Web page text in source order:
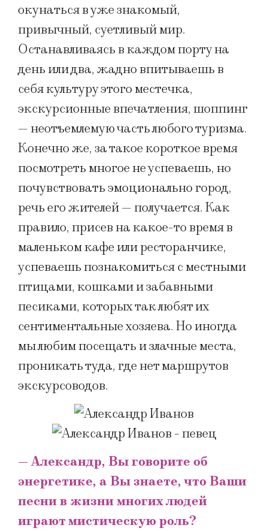
окунаться в уже знакомый,
привычный, суетливый мир.
Останавливаясь в каждом порту на
день или два, жадно впитываешь в
себя культуру этого местечка,
экскурсионные впечатления, шоппинг
— неотъемлемую часть любого туризма.
Конечно же, за такое короткое время
посмотреть многое не успеваешь, но
почувствовать эмоционально город,
речь его жителей — получается. Как
правило, присев на какое-то время в
маленьком кафе или ресторанчике,
успеваешь познакомиться с местными
птицами, кошками и забавными
песиками, которых так любят их
сентиментальные хозяева. Но иногда
мы любим посещать и злачные места,
проникать туда, где нет маршрутов
экскурсоводов.
— Александр, Вы говорите об
энергетике, а Вы знаете, что Ваши
песни в жизни многих людей
играют мистическую роль?